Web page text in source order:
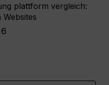
plattform vergleich:
Websites